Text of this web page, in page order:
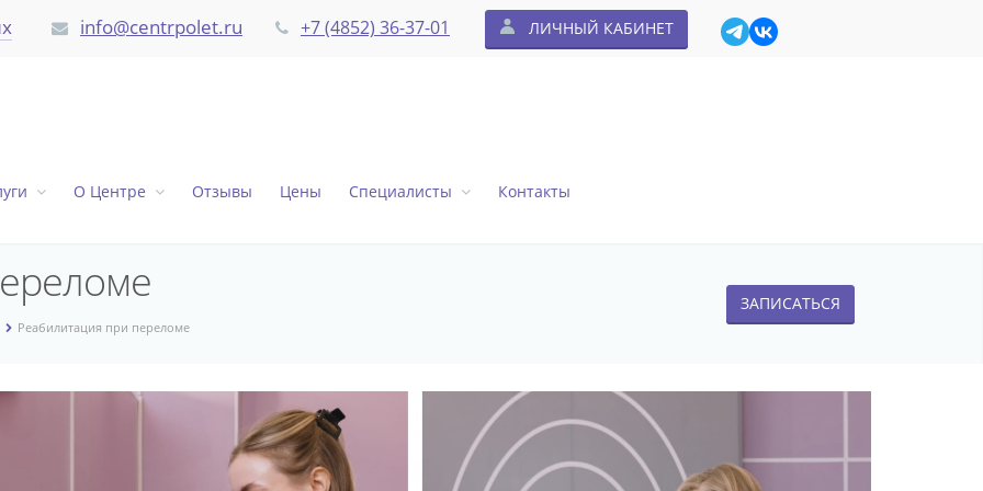
info@centrpolet.ru +7 (4852) 36-37-01 ЛИЧНЫЙ КАБИНЕТ
О Центре Отзывы Цены Специалисты Контакты
Реабилитация при переломе
ЗАПИСАТЬСЯ